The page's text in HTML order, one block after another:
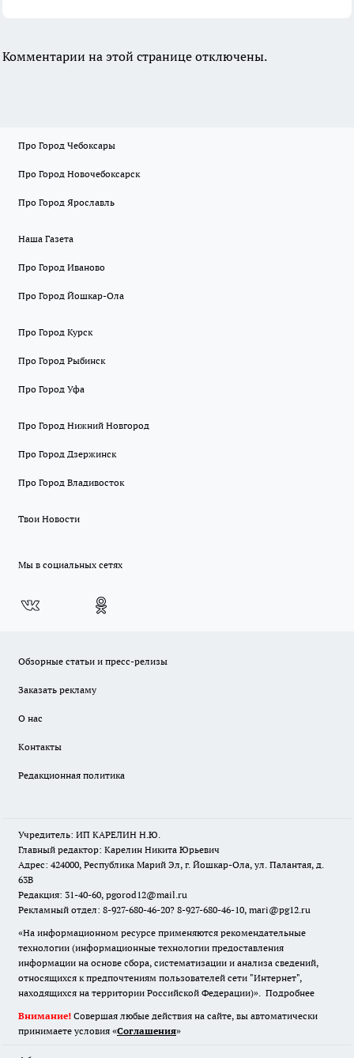
Комментарии на этой странице отключены.
Про Город Чебоксары
Про Город Новочебоксарск
Про Город Ярославль
Наша Газета
Про Город Иваново
Про Город Йошкар-Ола
Про Город Курск
Про Город Рыбинск
Про Город Уфа
Про Город Нижний Новгород
Про Город Дзержинск
Про Город Владивосток
Твои Новости
Мы в социальных сетях
Обзорные статьи и пресс-релизы
Заказать рекламу
О нас
Контакты
Редакционная политика
Учредитель: ИП КАРЕЛИН Н.Ю.
Главный редактор: Карелин Никита Юрьевич
Адрес: 424000, Республика Марий Эл, г. Йошкар-Ола, ул. Палантая, д.
63В
Редакция: 31-40-60, pgorod12@mail.ru
Рекламный отдел: 8-927-680-46-20? 8-927-680-46-10, mari@pg12.ru
«На информационном ресурсе применяются рекомендательные
технологии (информационные технологии предоставления
информации на основе сбора, систематизации и анализа сведений,
относящихся к предпочтениям пользователей сети "Интернет",
находящихся на территории Российской Федерации)». Подробнее
Внимание! Совершая любые действия на сайте, вы автоматически
принимаете условия «Cоглашения»